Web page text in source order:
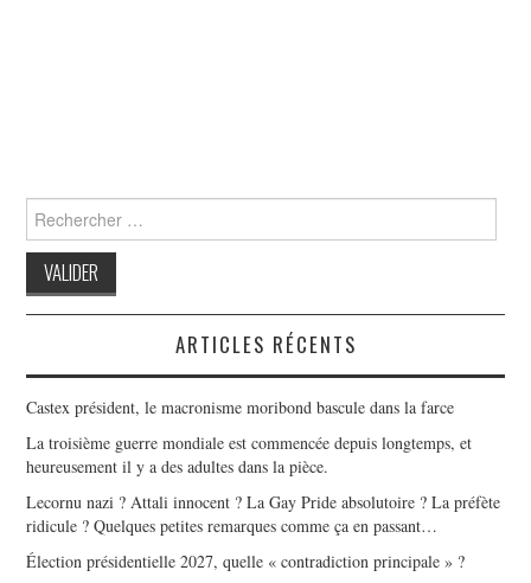
for:
ARTICLES RÉCENTS
Castex président, le macronisme moribond bascule dans la farce
La troisième guerre mondiale est commencée depuis longtemps, et
heureusement il y a des adultes dans la pièce.
Lecornu nazi ? Attali innocent ? La Gay Pride absolutoire ? La préfète
ridicule ? Quelques petites remarques comme ça en passant…
Élection présidentielle 2027, quelle « contradiction principale » ?